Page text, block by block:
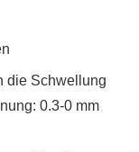
die Schwellung
0.3-0 mm